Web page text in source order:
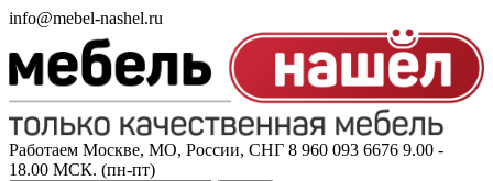
info@mebel-nashel.ru
Работаем Москве, МО, России, СНГ 8 960 093 6676 9.00 -
18.00 МСК. (пн-пт)